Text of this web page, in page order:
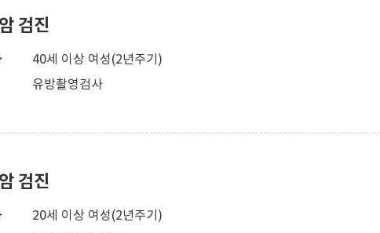
검진
40세 이상 여성(2년주기)
유방촬영검사
검진
20세 이상 여성(2년주기)